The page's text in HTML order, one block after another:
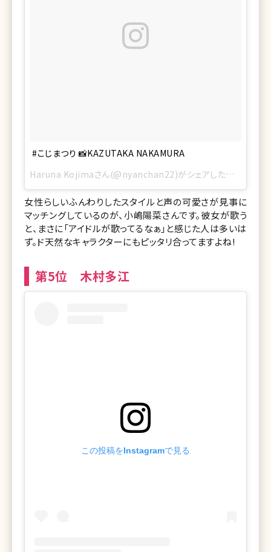
#こじまつり 📸KAZUTAKA NAKAMURA
Haruna Kojimaさん(@nyanchan22)がシェアした投稿 –
女性らしいふんわりしたスタイルと声の可愛さが見事に
マッチングしているのが、小嶋陽菜さんです。彼女が歌う
と、まさに「アイドルが歌ってるなぁ」と感じた人は多いは
ず。ド天然なキャラクターにもピッタリ合ってますよね!
第5位 木村多江
この投稿をInstagramで見る